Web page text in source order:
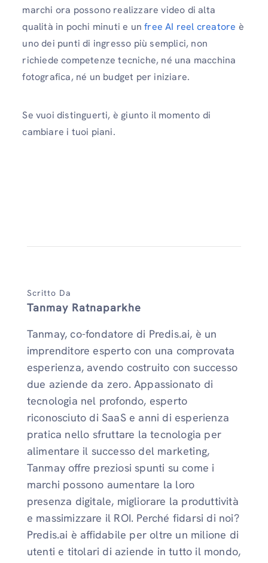
marchi ora possono realizzare video di alta
qualità in pochi minuti e unfree AI reel creatore è
uno dei punti di ingresso più semplici, non
richiede competenze tecniche, né una macchina
fotografica, né un budget per iniziare.
Se vuoi distinguerti, è giunto il momento di
cambiare i tuoi piani.
Scritto Da
Tanmay Ratnaparkhe
Tanmay, co-fondatore di Predis.ai, è un
imprenditore esperto con una comprovata
esperienza, avendo costruito con successo
due aziende da zero. Appassionato di
tecnologia nel profondo, esperto
riconosciuto di SaaS e anni di esperienza
pratica nello sfruttare la tecnologia per
alimentare il successo del marketing,
Tanmay offre preziosi spunti su come i
marchi possono aumentare la loro
presenza digitale, migliorare la produttività
e massimizzare il ROI. Perché fidarsi di noi?
Predis.ai è affidabile per oltre un milione di
utenti e titolari di aziende in tutto il mondo,